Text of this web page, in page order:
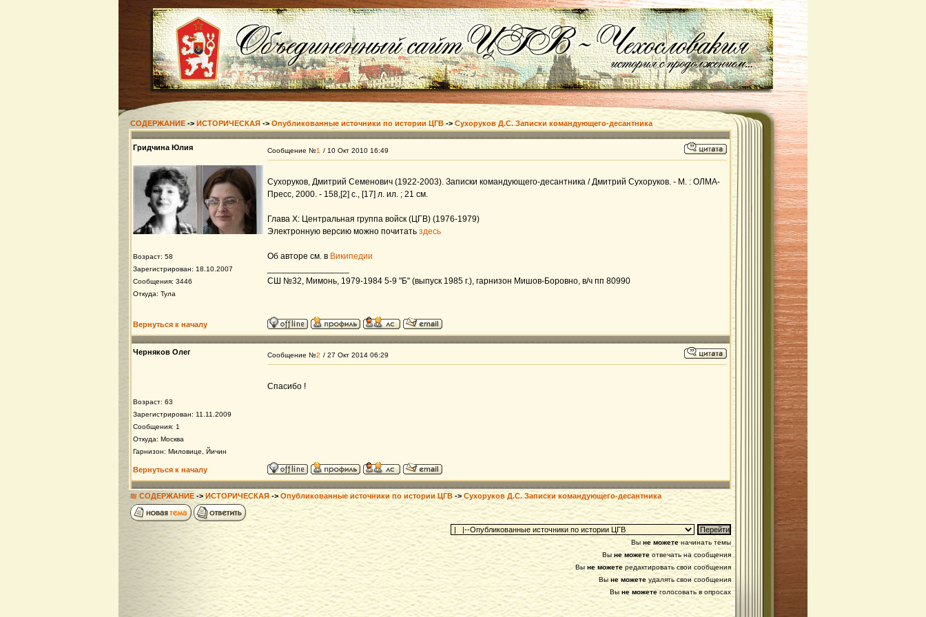
СОДЕРЖАНИЕ ->ИСТОРИЧЕСКАЯ->Опубликованные источники по истории ЦГВ->Сухоруков Д.С. Записки командующего-десантника
Гридчина Юлия
Возраст: 58
Зарегистрирован: 18.10.2007
Сообщения: 3446
Откуда: Тула
Сообщение №1 / 10 Окт 2010 16:49
Сухоруков, Дмитрий Семенович (1922-2003). Записки командующего-десантника / Дмитрий Сухоруков. - М. : ОЛМА-
Пресс, 2000. - 158,[2] с., [17] л. ил. ; 21 см.
Глава X: Центральная группа войск (ЦГВ) (1976-1979)
Электронную версию можно почитать здесь
Об авторе см. в Википедии
СШ №32, Мимонь, 1979-1984 5-9 "Б" (выпуск 1985 г.), гарнизон Мишов-Боровно, в/ч пп 80990
Вернуться к началу
Черняков Олег
Возраст: 63
Зарегистрирован: 11.11.2009
Сообщения: 1
Откуда: Москва
Гарнизон: Миловице, Йичин
Сообщение №2 / 27 Окт 2014 06:29
Спасибо !
Вернуться к началу
₪ СОДЕРЖАНИЕ->ИСТОРИЧЕСКАЯ-> Опубликованные источники по истории ЦГВ -> Сухоруков Д.С. Записки командующего-десантника
Вы не можетеначинать темы
Выне можете отвечать на сообщения
Вы не можете редактировать свои сообщения
Выне можете удалять свои сообщения
Выне можетеголосовать в опросах